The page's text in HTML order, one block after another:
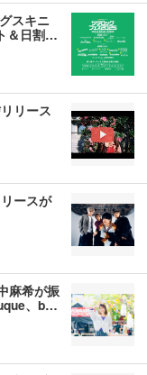
スキニ
＆日割…
リース
ースが
麻希が振
、b…